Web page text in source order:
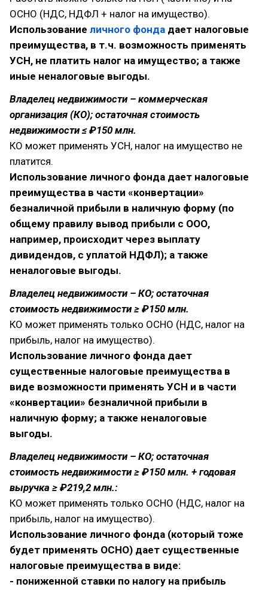
ОСНО (НДС, НДФЛ + налог на имущество).
Использование личного фонда дает налоговые
преимущества, в т.ч. возможность применять
УСН, не платить налог на имущество; а также
иные неналоговые выгоды.
Владелец недвижимости – коммерческая
организация (КО); остаточная стоимость
недвижимости ≤ ₽150 млн.
КО может применять УСН, налог на имущество не
платится.
Использование личного фонда дает налоговые
преимущества в части «конвертации»
безналичной прибыли в наличную форму (по
общему правилу вывод прибыли с ООО,
например, происходит через выплату
дивидендов, с уплатой НДФЛ); а также
неналоговые выгоды.
Владелец недвижимости – КО; остаточная
стоимость недвижимости ≥ ₽150 млн.
КО может применять только ОСНО (НДС, налог на
прибыль, налог на имущество).
Использование личного фонда дает
существенные налоговые преимущества в
виде возможности применять УСН и в части
«конвертации» безналичной прибыли в
наличную форму; а также неналоговые
выгоды.
Владелец недвижимости – КО; остаточная
стоимость недвижимости ≥ ₽150 млн. + годовая
выручка ≥ ₽219,2 млн.:
КО может применять только ОСНО (НДС, налог на
прибыль, налог на имущество).
Использование личного фонда (который тоже
будет применять ОСНО) дает существенные
налоговые преимущества в виде:
- пониженной ставки по налогу на прибыль